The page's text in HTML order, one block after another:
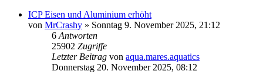
ICP Eisen und Aluminium erhöht
von MrCrashy » Sonntag 9. November 2025, 21:12
6 Antworten
25902 Zugriffe
Letzter Beitrag von aqua.mares.aquatics
Donnerstag 20. November 2025, 08:12